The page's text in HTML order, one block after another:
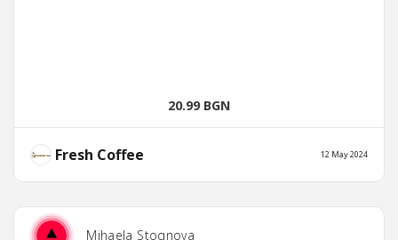
20.99 BGN
Fresh Coffee 12 May 2024
Mihaela Stoqnova